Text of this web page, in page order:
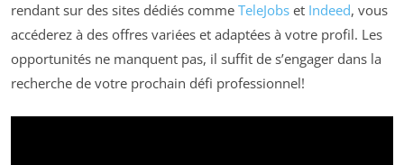
rendant sur des sites dédiés comme TeleJobs et Indeed, vous
accéderez à des offres variées et adaptées à votre profil. Les
opportunités ne manquent pas, il suffit de s’engager dans la
recherche de votre prochain défi professionnel!